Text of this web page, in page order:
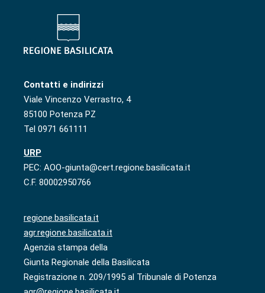
Contatti e indirizzi
Viale Vincenzo Verrastro, 4
85100 Potenza PZ
Tel 0971 661111
URP
PEC: AOO-giunta@cert.regione.basilicata.it
C.F. 80002950766
regione.basilicata.it
agr.regione.basilicata.it
Agenzia stampa della
Giunta Regionale della Basilicata
Registrazione n. 209/1995 al Tribunale di Potenza